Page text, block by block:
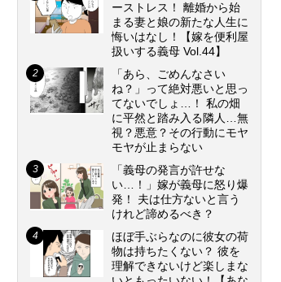
ーストレス！ 離婚から始
まる妻と娘の新たな人生に
悔いはなし！【嫁を便利屋
扱いする義母 Vol.44】
「あら、ごめんなさい
ね？」って絶対悪いと思っ
てないでしょ…！ 私の畑
に平然と踏み入る隣人…無
視？悪意？その行動にモヤ
モヤが止まらない
「義母の発言が許せな
い…！」嫁が義母に怒り爆
発！ 夫は仕方ないと言う
けれど諦めるべき？
ほぼ手ぶらなのに彼女の荷
物は持ちたくない？ 彼を
理解できないけど楽しまな